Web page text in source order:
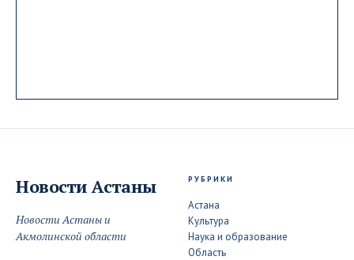
Новости Астаны
Новости Астаны и
Акмолинской области
РУБРИКИ
Астана
Культура
Наука и образование
Область